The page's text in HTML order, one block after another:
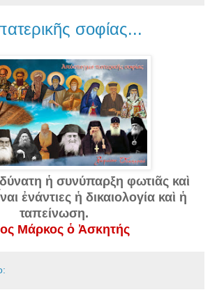
σοφίας...
ἡ συνύπαρξη φωτιᾶς καὶ
ἐνάντιες ἡ δικαιολογία καὶ ἡ
ταπείνωση.
Μάρκος ὁ Ἀσκητής